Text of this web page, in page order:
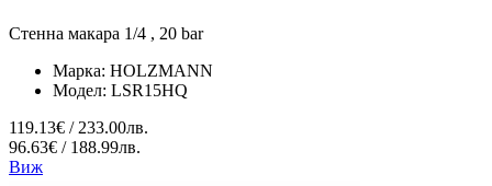
Стенна макара 1/4 , 20 bar
Марка: HOLZMANN
Модел: LSR15HQ
119.13€ / 233.00лв.
96.63€ / 188.99лв.
Виж